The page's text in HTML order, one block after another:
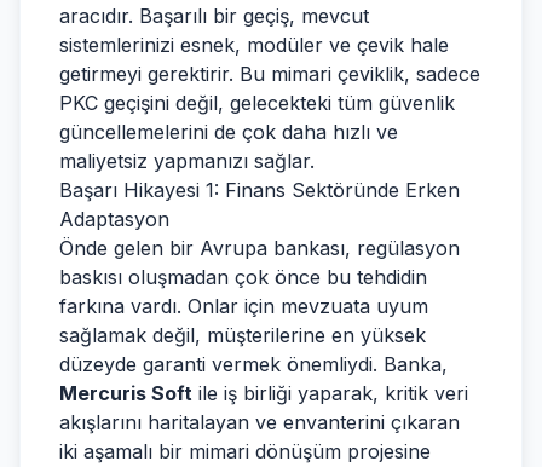
aracıdır. Başarılı bir geçiş, mevcut
sistemlerinizi esnek, modüler ve çevik hale
getirmeyi gerektirir. Bu mimari çeviklik, sadece
PKC geçişini değil, gelecekteki tüm güvenlik
güncellemelerini de çok daha hızlı ve
maliyetsiz yapmanızı sağlar.
Başarı Hikayesi 1: Finans Sektöründe Erken
Adaptasyon
Önde gelen bir Avrupa bankası, regülasyon
baskısı oluşmadan çok önce bu tehdidin
farkına vardı. Onlar için mevzuata uyum
sağlamak değil, müşterilerine en yüksek
düzeyde garanti vermek önemliydi. Banka,
Mercuris Soft ile iş birliği yaparak, kritik veri
akışlarını haritalayan ve envanterini çıkaran
iki aşamalı bir mimari dönüşüm projesine